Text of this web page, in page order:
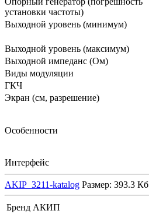
установки частоты)
Выходной уровень (минимум)
Выходной уровень (максимум)
Выходной импеданс (Ом)
Виды модуляции
ГКЧ
Экран (см, разрешение)
Особенности
Интерфейс
AKIP_3211-katalog Размер: 393.3 Кб
Бренд АКИП